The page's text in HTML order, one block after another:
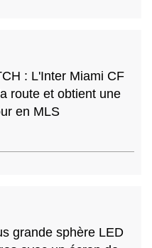
: L'Inter Miami CF
route et obtient une
en MLS
grande sphère LED